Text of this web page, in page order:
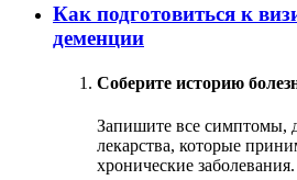
Как подготовиться к
деменции
Соберите историю
Запишите все симптомы,
лекарства, которые
хронические заболевания.